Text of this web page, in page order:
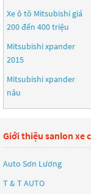
Xe ô tô Mitsubishi giá
200 đến 400 triệu
Mitsubishi xpander
2015
Mitsubishi xpander
nâu
Giới thiệu sanlon xe
Auto Sơn Lương
T & T AUTO